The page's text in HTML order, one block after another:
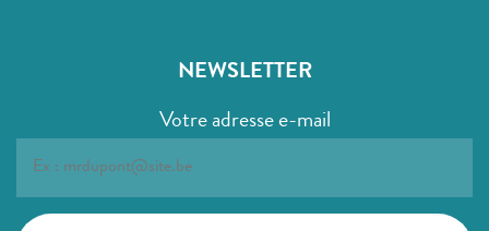
NEWSLETTER
Votre adresse e-mail